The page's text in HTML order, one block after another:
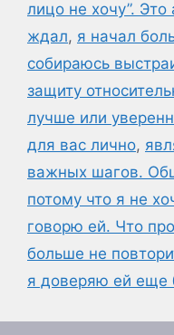
лицо не хочу”.
ждал, я начал
собираюсь
защиту
лучше или
для вас лично,
важных шагов.
потому что я не
говорю ей. Что
больше не
я доверяю ей